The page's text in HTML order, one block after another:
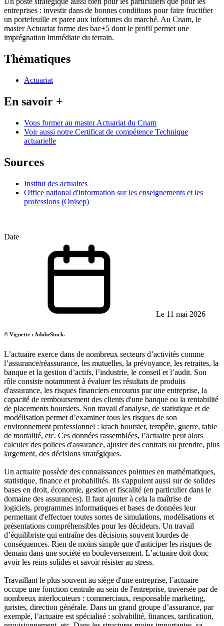
entreprises : investir dans de bonnes conditions pour faire fructifier
un portefeuille et parer aux infortunes du marché. Au Cnam, le
master Actuariat forme des bac+5 dont le profil permet une
imprégnation immédiate du terrain.
Thématiques
Actuariat
En savoir +
Vous former au master Actuariat du Cnam
Voir aussi notre Certificat de compétence Technique
actuarielle
Sources
Institut des actuaires
Office national d'information sur les enseignements et les
professions (Onisep)
Date
Le 11 mai 2026
© Vignette : AdobeStock.
L’actuaire exerce dans de nombreux secteurs d’activités comme
l’assurance/réassurance, les mutuelles, la prévoyance, les retraites, la
banque et la gestion d’actifs, l’industrie, le conseil et l’audit. Son
rôle consiste notamment à évaluer les résultats de produits
d'assurance, les risques financiers encourus par une entreprise, la
capacité de remboursement des clients d'une banque ou la rentabilité
de placements boursiers. Son travail d'analyse, de statistique et de
modélisation permet d’examiner tous les risques de son
environnement professionnel : krach boursier, tempête, guerre, table
de mortalité, etc. Ces données rassemblées, l’actuaire peut alors
calculer des polices d'assurance, ajuster des contrats ou prendre, plus
largement, des décisions stratégiques.
Un actuaire possède des connaissances pointues en mathématiques,
statistique, finance et probabilités. Ils s'appuient aussi sur de solides
bases en droit, économie, gestion et fiscalité (en particulier dans le
domaine des assurances). Il faut ajouter à cela la maîtrise de
logiciels, programmes informatiques et bases de données leur
permettant d'effectuer toutes sortes de simulations, modélisations et
présentations compréhensibles pour les décideurs. Un travail
d’équilibriste qui entraîne des décisions souvent lourdes de
conséquences. Rien de moins simple que d'anticiper les risques de
demain dans une société en bouleversement. L’actuaire doit donc
avoir les reins solides et savoir résister au stress.
Travaillant le plus souvent au siège d'une entreprise, l’actuaire
occupe une fonction centrale au sein de l'entreprise, traversée par de
nombreux interlocuteurs : commerciaux, responsable marketing,
juristes, direction générale. Dans un grand groupe d’assurance, par
exemple, l’actuaire est spécialisé : solvabilité, finances, tarification,